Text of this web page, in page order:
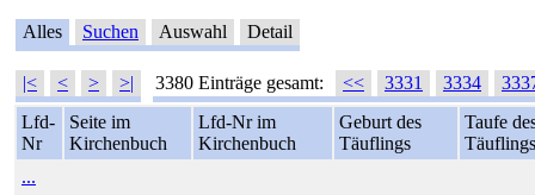
Alles Suchen Auswahl Detail
|< < > >| 3380 Einträge gesamt: << 3331 3334
Lfd-
Nr
Seite im
Kirchenbuch
Lfd-Nr im
Kirchenbuch
Geburt des
Täuflings
Taufe
Täuflings
...